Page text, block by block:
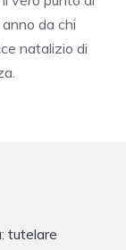
da chi
natalizio di
tutelare